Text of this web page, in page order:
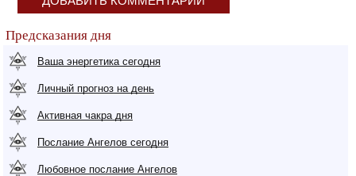
Предсказания дня
Ваша энергетика сегодня
Личный прогноз на день
Активная чакра дня
Послание Ангелов сегодня
Любовное послание Ангелов